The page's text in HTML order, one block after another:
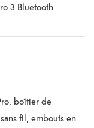
3 Bluetooth
boîtier de
fil, embouts en